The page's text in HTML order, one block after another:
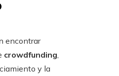
encontrar
crowdfunding,
y la